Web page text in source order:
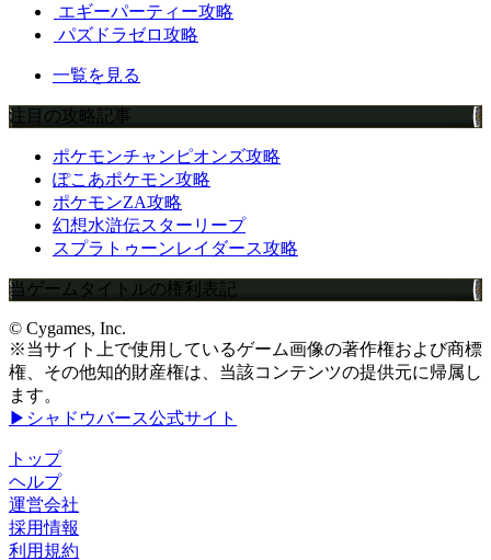
エギーパーティー攻略
パズドラゼロ攻略
一覧を見る
注目の攻略記事
ポケモンチャンピオンズ攻略
ぽこあポケモン攻略
ポケモンZA攻略
幻想水滸伝スターリープ
スプラトゥーンレイダース攻略
当ゲームタイトルの権利表記
© Cygames, Inc.
※当サイト上で使用しているゲーム画像の著作権および商標
権、その他知的財産権は、当該コンテンツの提供元に帰属し
ます。
▶シャドウバース公式サイト
トップ
ヘルプ
運営会社
採用情報
利用規約